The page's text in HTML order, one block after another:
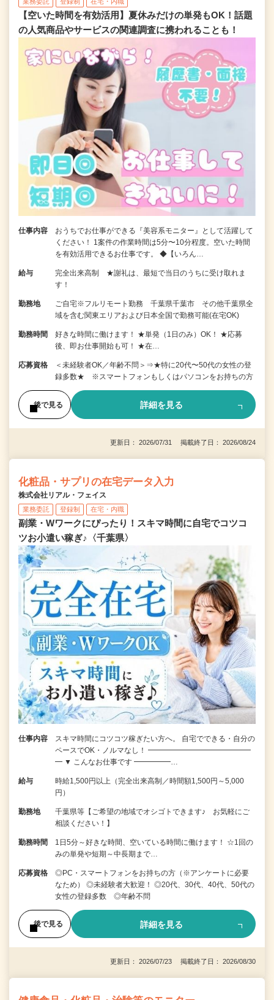
業務委託 登録制 在宅・内職
【空いた時間を有効活用】夏休みだけの単発もOK！話題
の人気商品やサービスの関連調査に携われることも！
仕事内容
おうちでお仕事ができる『美容系モニター』として活躍して
ください！ 1案件の作業時間は5分〜10分程度。空いた時間
を有効活用できるお仕事です。 ◆【いろん…
給与
完全出来高制 ★謝礼は、最短で当日のうちに受け取れま
す！
勤務地
ご自宅※フルリモート勤務 千葉県千葉市 その他千葉県全
域を含む関東エリアおよび日本全国で勤務可能(在宅OK)
勤務時間
好きな時間に働けます！ ★単発（1日のみ）OK！ ★応募
後、即お仕事開始も可！ ★在…
応募資格
＜未経験者OK／年齢不問＞⇒★特に20代〜50代の女性の登
録多数★ ※スマートフォンもしくはパソコンをお持ちの方
後で見る 詳細を見る
更新日： 2026/07/31 掲載終了日： 2026/08/24
化粧品・サプリの在宅データ入力
株式会社リアル・フェイス
業務委託 登録制 在宅・内職
副業・Wワークにぴったり！スキマ時間に自宅でコツコ
ツお小遣い稼ぎ♪〈千葉県〉
仕事内容
スキマ時間にコツコツ稼ぎたい方へ。 自宅でできる・自分の
ペースでOK・ノルマなし！ ━━━━━━━━━━━━━━
━ ▼ こんなお仕事です ━━━━━…
給与
時給1,500円以上（完全出来高制／時間額1,500円～5,000
円）
勤務地
千葉県等【ご希望の地域でオシゴトできます♪ お気軽にご
相談ください！】
勤務時間
1日5分～好きな時間、空いている時間に働けます！ ☆1回の
みの単発や短期～中長期まで…
応募資格
◎PC・スマートフォンをお持ちの方（※アンケートに必要
なため） ◎未経験者大歓迎！ ◎20代、30代、40代、50代の
女性の登録多数 ◎年齢不問
後で見る 詳細を見る
更新日： 2026/07/23 掲載終了日： 2026/08/30